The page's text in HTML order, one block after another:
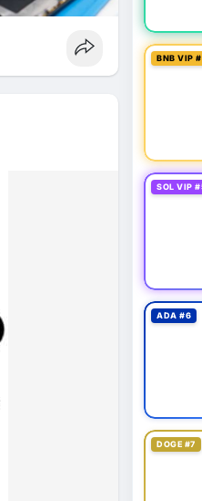
BNB VIP
SOL VIP
ADA #6
DOGE #7